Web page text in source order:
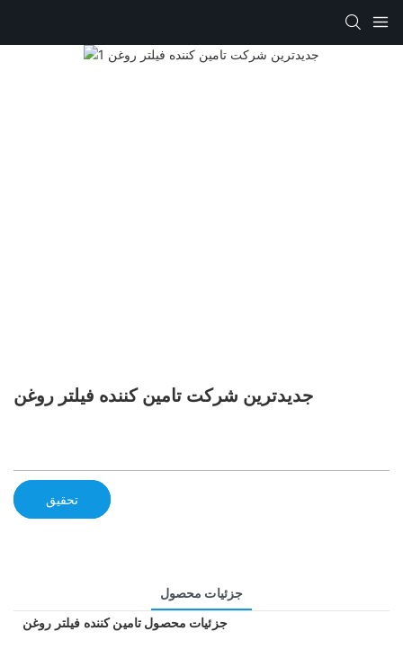
جدیدترین شرکت تامین کننده فیلتر روغن
تحقیق
جزئیات محصول
جزئیات محصول تامین کننده فیلتر روغن